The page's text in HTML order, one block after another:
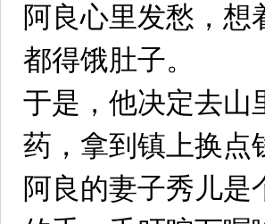
阿良心里发愁，
都得饿肚子。
于是，他决定去山
药，拿到镇上换点
阿良的妻子秀儿